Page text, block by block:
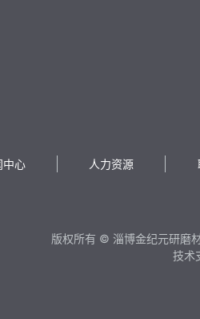
中心 人力资源
版权所有 © 淄博金纪元研磨
技术